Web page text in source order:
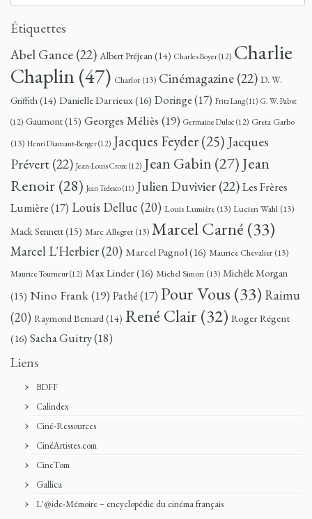
Étiquettes
Abel Gance(22) Albert Préjean(14) Charles Boyer(12) Charlie
Chaplin(47) Charlot (13) Cinémagazine(22) D. W.
Griffith(14) Danielle Darrieux(16) Doringe(17) Fritz Lang(11) G. W. Pabst
(12) Gaumont(15) Georges Méliès (19) Germaine Dulac (12) Greta Garbo
(13) Henri Diamant-Berger(12) Jacques Feyder(25) Jacques
Prévert(22) Jean-Louis Croze (12) Jean Gabin (27) Jean
Renoir (28) Jean Tedesco(11) Julien Duvivier(22)Les Frères
Lumière(17) Louis Delluc (20) Louis Lumière (13) Lucien Wahl (13)
Mack Sennett(15) Marc Allegret (13) Marcel Carné (33)
Marcel L'Herbier(20) Marcel Pagnol(16) Maurice Chevalier (13)
Maurice Tourneur(12) Max Linder(16) Michel Simon (13) Michèle Morgan
(15) Nino Frank(19) Pathé(17) Pour Vous (33) Raimu
(20) Raymond Bernard(14) René Clair (32) Roger Régent
(16) Sacha Guitry(18)
Liens
BDFF
Calindex
Ciné-Ressources
CinéArtistes.com
CineTom
Gallica
L'@ide-Mémoire – encyclopédie du cinéma français